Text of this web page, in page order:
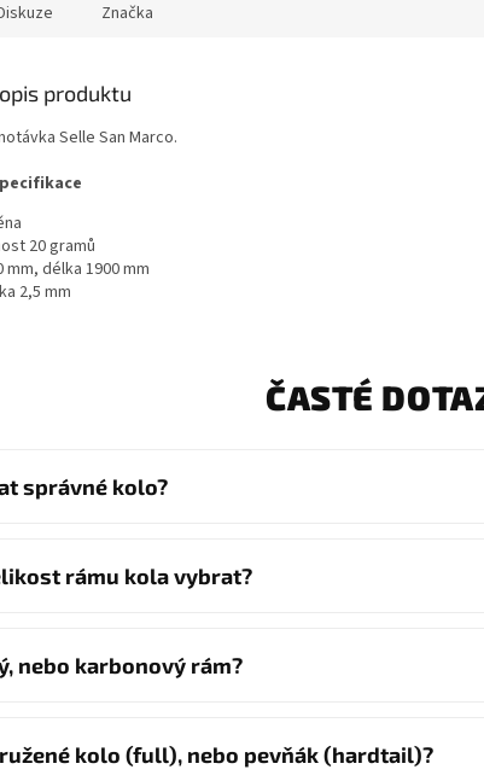
Značka
produktu
Selle San Marco.
20 gramů
mm, délka 1900 mm
2,5 mm
ČASTÉ
správné kolo?
rámu kola vybrat?
nebo karbonový rám?
kolo (full), nebo pevňák (hardtail)?